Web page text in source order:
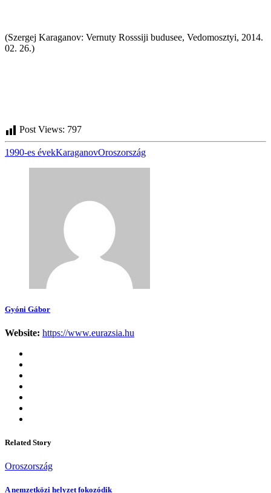
(Szergej Karaganov: Vernuty Rosssiji budusee, Vedomosztyi, 2014.
02. 26.)
Post Views: 797
1990-es évekKaraganovOroszország
Gyóni Gábor
Website: https://www.eurazsia.hu
Related Story
Oroszország
A nemzetközi helyzet fokozódik